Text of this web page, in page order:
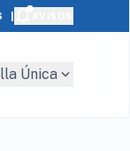
Única expand_more